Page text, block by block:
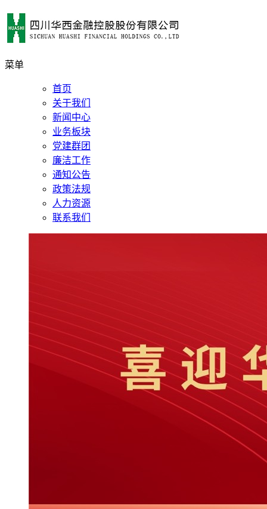
菜单
首页
关于我们
新闻中心
业务板块
党建群团
廉洁工作
通知公告
政策法规
人力资源
联系我们